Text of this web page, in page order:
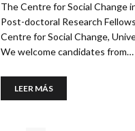
The Centre for Social Change
Post-doctoral Research
Centre for Social Change,
We welcome candidates from…
LEER MÁS